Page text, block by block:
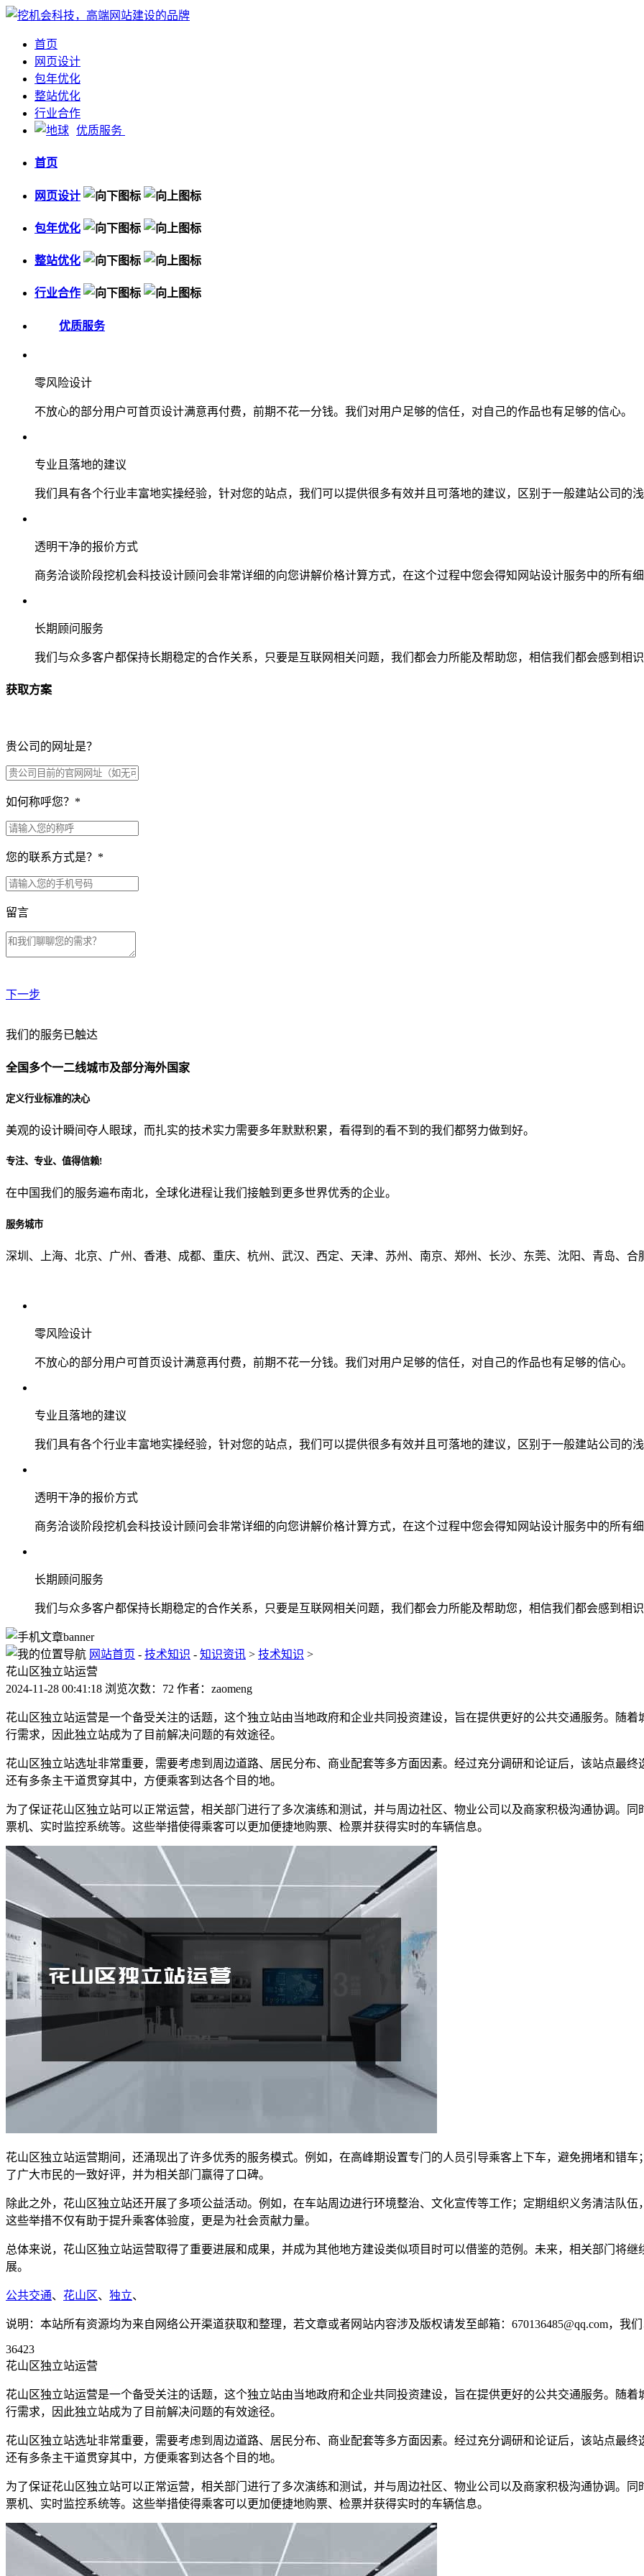
首页
网页设计
包年优化
整站优化
行业合作
优质服务
首页
网页设计
包年优化
整站优化
行业合作
优质服务
零风险设计
不放心的部分用户可首页设计满意再付费，前期不花一分钱。我们对用户足够的信任，对自己的作品也有足够的信心。
专业且落地的建议
我们具有各个行业丰富地实操经验，针对您的站点，我们可以提供很多有效并且可落地的建议，区别于一般建站公司的
透明干净的报价方式
商务洽谈阶段挖机会科技设计顾问会非常详细的向您讲解价格计算方式，在这个过程中您会得知网站设计服务中的所有
长期顾问服务
我们与众多客户都保持长期稳定的合作关系，只要是互联网相关问题，我们都会力所能及帮助您，相信我们都会感到相
获取方案
贵公司的网址是？
如何称呼您？ *
您的联系方式是？ *
留言
下一步
贵公司预算范围是？
贵公司的团队规模是？
从哪里了解到我们？
我们的服务已触达
全国多个一二线城市及部分海外国家
定义行业标准的决心
美观的设计瞬间夺人眼球，而扎实的技术实力需要多年默默积累，看得到的看不到的我们都努力做到好。
专注、专业、值得信赖!
在中国我们的服务遍布南北，全球化进程让我们接触到更多世界优秀的企业。
服务城市
深圳、上海、北京、广州、香港、成都、重庆、杭州、武汉、西定、天津、苏州、南京、郑州、长沙、东莞、沈阳、青岛、合
零风险设计
不放心的部分用户可首页设计满意再付费，前期不花一分钱。我们对用户足够的信任，对自己的作品也有足够的信心。
专业且落地的建议
我们具有各个行业丰富地实操经验，针对您的站点，我们可以提供很多有效并且可落地的建议，区别于一般建站公司的
透明干净的报价方式
商务洽谈阶段挖机会科技设计顾问会非常详细的向您讲解价格计算方式，在这个过程中您会得知网站设计服务中的所有
长期顾问服务
我们与众多客户都保持长期稳定的合作关系，只要是互联网相关问题，我们都会力所能及帮助您，相信我们都会感到相
网站首页 - 技术知识 - 知识资讯 > 技术知识 >
花山区独立站运营
2024-11-28 00:41:18 浏览次数：72 作者：zaomeng
花山区独立站运营是一个备受关注的话题，这个独立站由当地政府和企业共同投资建设，旨在提供更好的公共交通服务。随
行需求，因此独立站成为了目前解决问题的有效途径。
花山区独立站选址非常重要，需要考虑到周边道路、居民分布、商业配套等多方面因素。经过充分调研和论证后，该站点最
还有多条主干道贯穿其中，方便乘客到达各个目的地。
为了保证花山区独立站可以正常运营，相关部门进行了多次演练和测试，并与周边社区、物业公司以及商家积极沟通协调。
票机、实时监控系统等。这些举措使得乘客可以更加便捷地购票、检票并获得实时的车辆信息。
花山区独立站运营期间，还涌现出了许多优秀的服务模式。例如，在高峰期设置专门的人员引导乘客上下车，避免拥堵和错
了广大市民的一致好评，并为相关部门赢得了口碑。
除此之外，花山区独立站还开展了多项公益活动。例如，在车站周边进行环境整治、文化宣传等工作；定期组织义务清洁队
这些举措不仅有助于提升乘客体验度，更是为社会贡献力量。
总体来说，花山区独立站运营取得了重要进展和成果，并成为其他地方建设类似项目时可以借鉴的范例。未来，相关部门将
展。
公共交通、 花山区、 独立、
说明：本站所有资源均为来自网络公开渠道获取和整理，若文章或者网站内容涉及版权请发至邮箱：670136485@qq.com，我
36423
花山区独立站运营
花山区独立站运营是一个备受关注的话题，这个独立站由当地政府和企业共同投资建设，旨在提供更好的公共交通服务。随
行需求，因此独立站成为了目前解决问题的有效途径。
花山区独立站选址非常重要，需要考虑到周边道路、居民分布、商业配套等多方面因素。经过充分调研和论证后，该站点最
还有多条主干道贯穿其中，方便乘客到达各个目的地。
为了保证花山区独立站可以正常运营，相关部门进行了多次演练和测试，并与周边社区、物业公司以及商家积极沟通协调。
票机、实时监控系统等。这些举措使得乘客可以更加便捷地购票、检票并获得实时的车辆信息。